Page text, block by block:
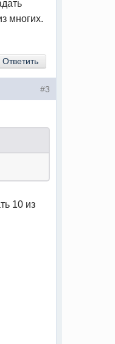
многих.
Ответить
#3
10 из